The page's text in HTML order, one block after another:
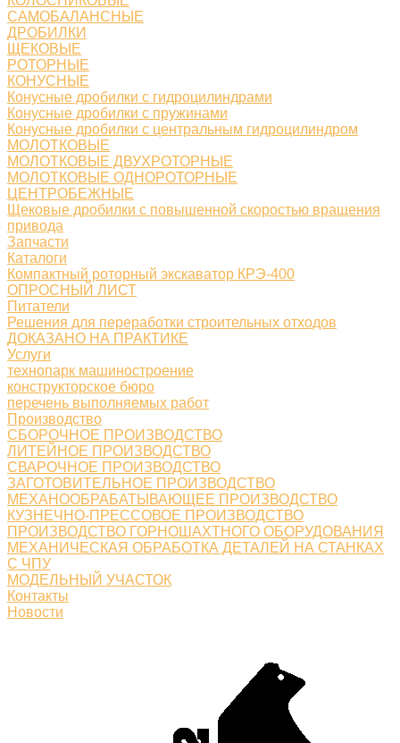
САМОБАЛАНСНЫЕ
ДРОБИЛКИ
ЩЕКОВЫЕ
РОТОРНЫЕ
КОНУСНЫЕ
Конусные дробилки с гидроцилиндрами
Конусные дробилки с пружинами
Конусные дробилки с центральным гидроцилиндром
МОЛОТКОВЫЕ
МОЛОТКОВЫЕ ДВУХРОТОРНЫЕ
МОЛОТКОВЫЕ ОДНОРОТОРНЫЕ
ЦЕНТРОБЕЖНЫЕ
Щековые дробилки с повышенной скоростью вращения
привода
Запчасти
Каталоги
Компактный роторный экскаватор КРЭ-400
ОПРОСНЫЙ ЛИСТ
Питатели
Решения для переработки строительных отходов
ДОКАЗАНО НА ПРАКТИКЕ
Услуги
технопарк машиностроение
конструкторское бюро
перечень выполняемых работ
Производство
СБОРОЧНОЕ ПРОИЗВОДСТВО
ЛИТЕЙНОЕ ПРОИЗВОДСТВО
СВАРОЧНОЕ ПРОИЗВОДСТВО
ЗАГОТОВИТЕЛЬНОЕ ПРОИЗВОДСТВО
МЕХАНООБРАБАТЫВАЮЩЕЕ ПРОИЗВОДСТВО
КУЗНЕЧНО-ПРЕССОВОЕ ПРОИЗВОДСТВО
ПРОИЗВОДСТВО ГОРНОШАХТНОГО ОБОРУДОВАНИЯ
МЕХАНИЧЕСКАЯ ОБРАБОТКА ДЕТАЛЕЙ НА СТАНКАХ
С ЧПУ
МОДЕЛЬНЫЙ УЧАСТОК
Контакты
Новости